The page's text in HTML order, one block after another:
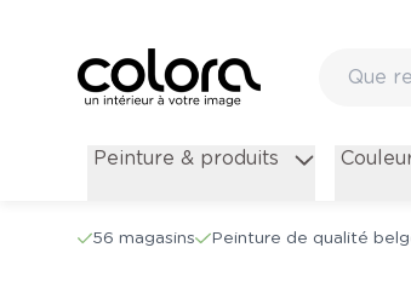
Peinture & produits
56 magasins Peinture de qualité